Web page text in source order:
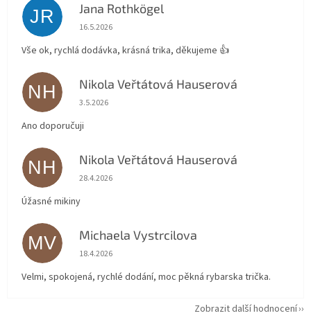
JR Jana Rothkögel
Hodnocení obchodu je 5 z 5 hvězdiček.
16.5.2026
Vše ok, rychlá dodávka, krásná trika, děkujeme 👍
NH Nikola Veřtátová Hauserová
Hodnocení obchodu je 5 z 5 hvězdiček.
3.5.2026
Ano doporučuji
NH Nikola Veřtátová Hauserová
Hodnocení obchodu je 5 z 5 hvězdiček.
28.4.2026
Úžasné mikiny
MV Michaela Vystrcilova
Hodnocení obchodu je 5 z 5 hvězdiček.
18.4.2026
Velmi, spokojená, rychlé dodání, moc pěkná rybarska trička.
Zobrazit další hodnocení